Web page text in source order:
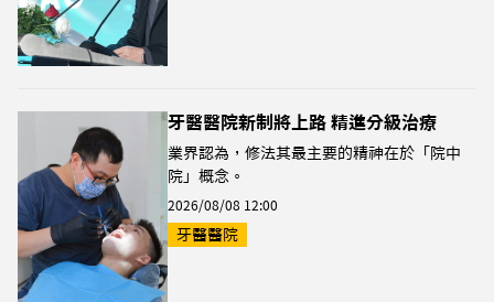
牙醫醫院新制將上路 精進分級治療
業界認為，修法其最主要的精神在於「院中
院」概念。
2026/08/08 12:00
牙醫醫院